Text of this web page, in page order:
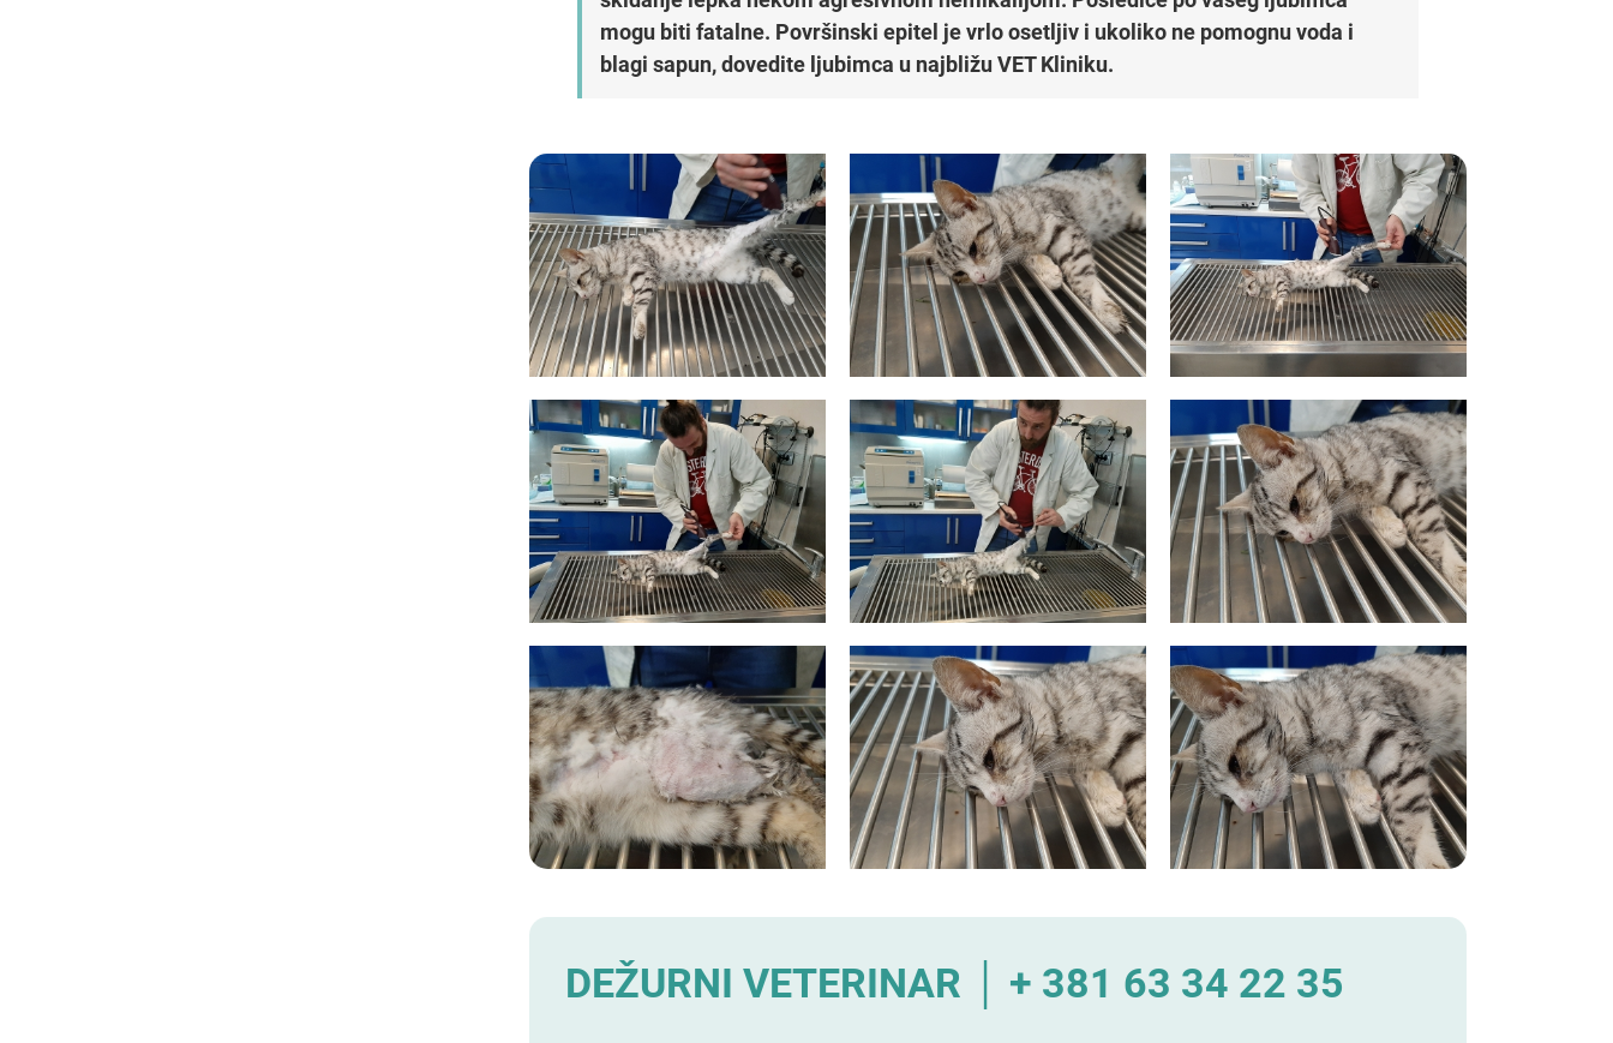
mogu biti fatalne. Površinski epitel je vrlo osetljiv i ukoliko ne pomognu voda i
blagi sapun, dovedite ljubimca u najbližu VET Kliniku.
DEŽURNI VETERINAR │ + 381 63 34 22 35